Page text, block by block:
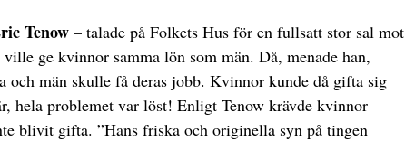
Tenow – talade på Folkets Hus för en fullsatt stor sal mot
ville ge kvinnor samma lön som män. Då, menade han,
och män skulle få deras jobb. Kvinnor kunde då gifta sig
hela problemet var löst! Enligt Tenow krävde kvinnor
blivit gifta. ”Hans friska och originella syn på tingen